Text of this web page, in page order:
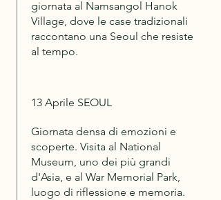
giornata al Namsangol Hanok
Village, dove le case tradizionali
raccontano una Seoul che resiste
al tempo.
13 Aprile SEOUL
Giornata densa di emozioni e
scoperte. Visita al National
Museum, uno dei più grandi
d'Asia, e al War Memorial Park,
luogo di riflessione e memoria.